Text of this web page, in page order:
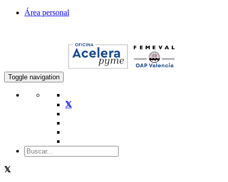
Área personal
Toggle navigation